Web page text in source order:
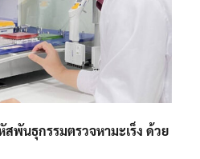
พันธุกรรมตรวจหามะเร็ง ด้วย